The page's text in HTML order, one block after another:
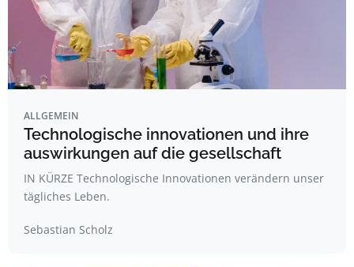
ALLGEMEIN
Technologische innovationen und ihre
auswirkungen auf die gesellschaft
IN KÜRZE Technologische Innovationen verändern unser
tägliches Leben.
Sebastian Scholz